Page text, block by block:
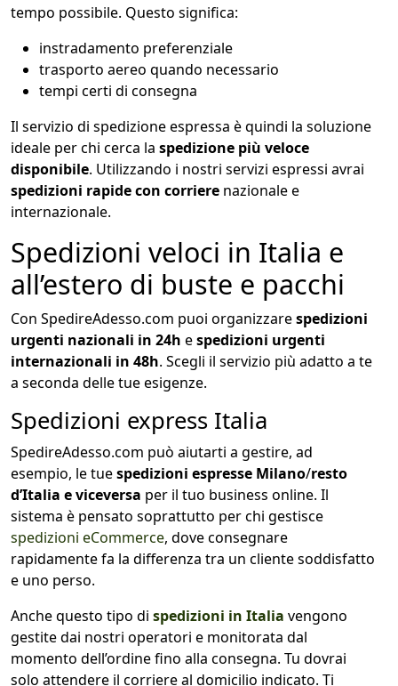
tempo possibile. Questo significa:
instradamento preferenziale
trasporto aereo quando necessario
tempi certi di consegna
Il servizio di spedizione espressa è quindi la soluzione
ideale per chi cerca la spedizione più veloce
disponibile. Utilizzando i nostri servizi espressi avrai
spedizioni rapide con corriere nazionale e
internazionale.
Spedizioni veloci in Italia e
all’estero di buste e pacchi
Con SpedireAdesso.com puoi organizzarespedizioni
urgenti nazionali in 24h espedizioni urgenti
internazionali in 48h. Scegli il servizio più adatto a te
a seconda delle tue esigenze.
Spedizioni express Italia
SpedireAdesso.com può aiutarti a gestire, ad
esempio, le tuespedizioni espresse Milano/resto
d’Italia e viceversa per il tuo business online. Il
sistema è pensato soprattutto per chi gestisce
spedizioni eCommerce, dove consegnare
rapidamente fa la differenza tra un cliente soddisfatto
e uno perso.
Anche questo tipo di spedizioni in Italia vengono
gestite dai nostri operatori e monitorata dal
momento dell’ordine fino alla consegna. Tu dovrai
solo attendere il corriere al domicilio indicato. Ti